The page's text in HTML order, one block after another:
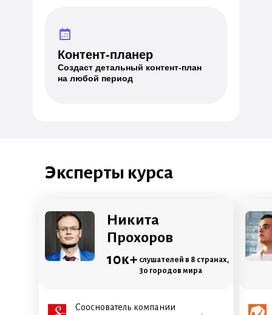
Контент-планер
Создаст детальный контент-план
на любой период
Эксперты курса
Никита
Прохоров
Сооснователь компании
слушателей в 8 странах,
30 городов мира
10к+